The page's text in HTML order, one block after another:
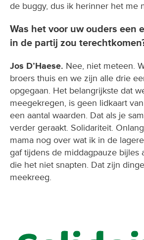
de buggy, dus ik herinner het me
Was het voor uw ouders een
in de partij zou
Jos D’Haese. Nee, niet meteen.
broers thuis en we zijn alle drie
opgegaan. Het belangrijkste dat
meegekregen, is geen lidkaart
een aantal waarden. Dat als je
verder geraakt. Solidariteit.
mama nog over wat ik in de
gaf tijdens de middagpauze bijles
die het niet snapten. Dat zijn
meekreeg.